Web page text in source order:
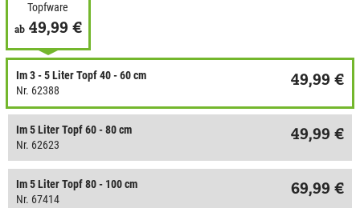
Topfware
ab 49,99 €
Im 3 - 5 Liter Topf 40 - 60 cm
Nr. 62388
49,99 €
Im 5 Liter Topf 60 - 80 cm
Nr. 62623
49,99 €
Im 5 Liter Topf 80 - 100 cm
Nr. 67414
69,99 €